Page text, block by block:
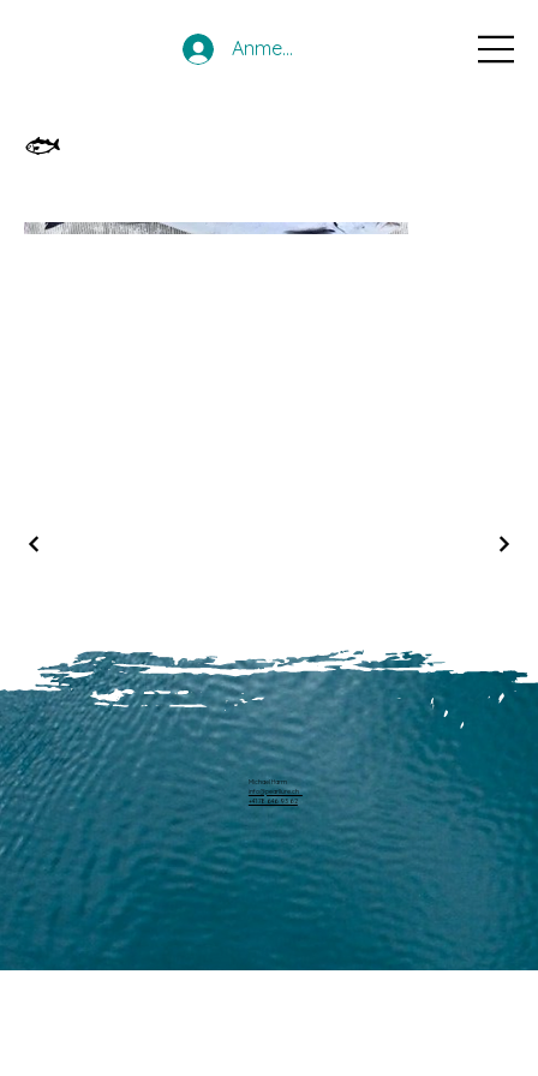
Anmelden
🐟
Michael Harm
info@pearllure.ch
+41 78 646 93 62